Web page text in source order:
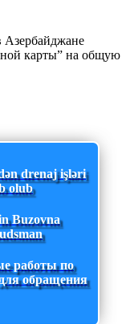
Азербайджане
карты” на общую
drenaj işləri
olub
Buzovna
работы по
обращения